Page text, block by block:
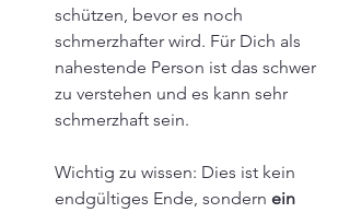
schützen, bevor es noch
schmerzhafter wird. Für Dich als
nahestende Person ist das schwer
zu verstehen und es kann sehr
schmerzhaft sein.
Wichtig zu wissen: Dies ist kein
endgültiges Ende, sondern ein